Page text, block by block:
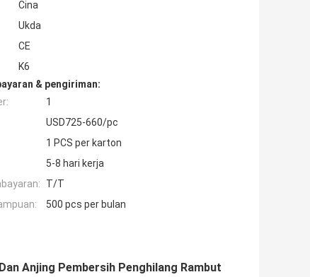
Cina
Ukda
CE
K6
& pengiriman:
1
USD725-660/pc
1 PCS per karton
5-8 hari kerja
T/T
500 pcs per bulan
Anjing Pembersih Penghilang Rambut